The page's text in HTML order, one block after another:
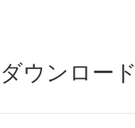
ダウンロード